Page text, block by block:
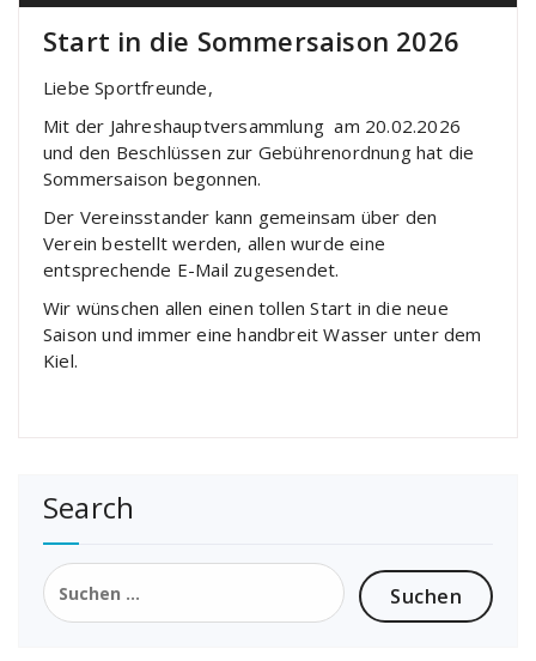
Start in die Sommersaison 2026
Liebe Sportfreunde,
Mit der Jahreshauptversammlung am 20.02.2026
und den Beschlüssen zur Gebührenordnung hat die
Sommersaison begonnen.
Der Vereinsstander kann gemeinsam über den
Verein bestellt werden, allen wurde eine
entsprechende E-Mail zugesendet.
Wir wünschen allen einen tollen Start in die neue
Saison und immer eine handbreit Wasser unter dem
Kiel.
Search
Suchen
nach: